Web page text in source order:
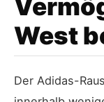
West
Der Adidas-